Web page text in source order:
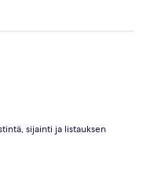
sijainti ja listauksen